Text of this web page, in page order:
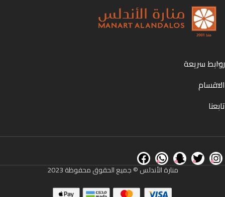
روابط سريعة
الاقسام
تابعنا
منارة الأندلس © جميع الحقوق محفوظة 2023